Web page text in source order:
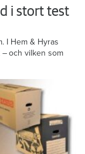
i stort test
I Hem & Hyras
och vilken som